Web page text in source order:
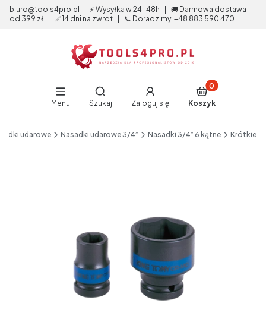
biuro@tools4pro.pl | ⚡ Wysyłka w 24-48h | 🚚 Darmowa dostawa
od 399 zł | ✅ 14 dni na zwrot | 📞 Doradzimy: +48 883 590 470
Menu
Otwórz wyszukiwarkę
Szukaj Zaloguj się
Produkty w
Koszyk
udarowe Nasadki udarowe 3/4” Nasadki 3/4” 6 kątne Krótkie